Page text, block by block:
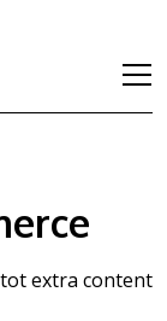
extra content